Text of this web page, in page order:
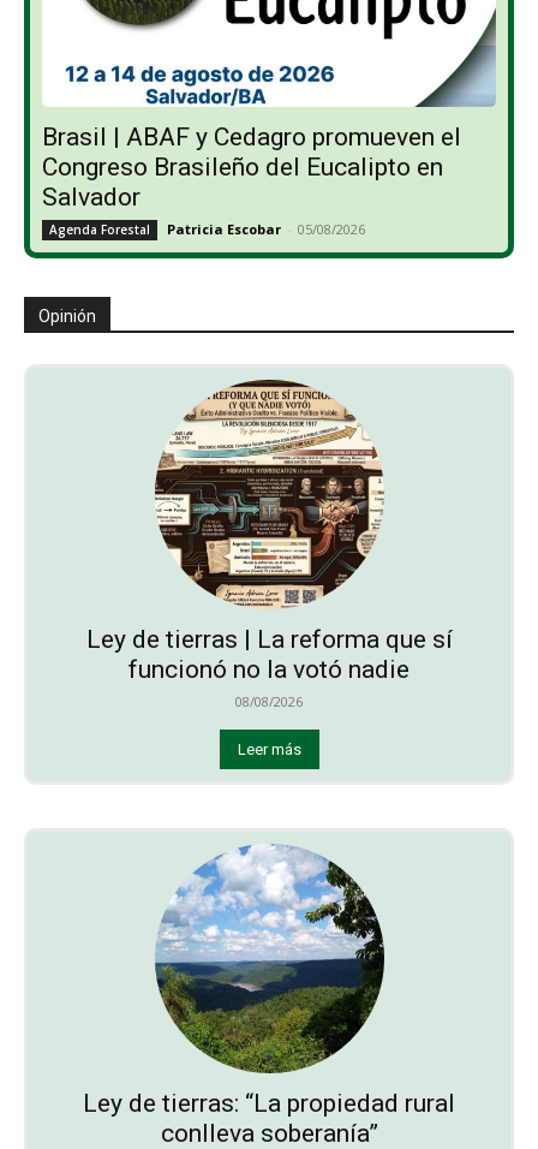
Brasil | ABAF y Cedagro promueven el
Congreso Brasileño del Eucalipto en
Salvador
Agenda Forestal Patricia Escobar - 05/08/2026
Opinión
Ley de tierras | La reforma que sí
funcionó no la votó nadie
08/08/2026
Leer más
Ley de tierras: “La propiedad rural
conlleva soberanía”